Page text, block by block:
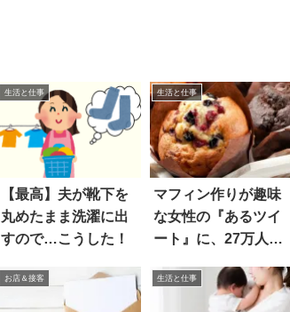
生活と仕事
【最高】夫が靴下を
丸めたまま洗濯に出
すので…こうした！
生活と仕事
マフィン作りが趣味
な女性の『あるツイ
ート』に、27万人が
お店＆接客 生活と仕事